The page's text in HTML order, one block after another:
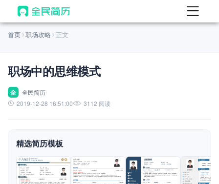
首页
AI 生成简历
AI 优化简历
AI 翻译简历
AI 模拟面试
面试自我介绍
AI 职场工具 New
首页 职场攻略 正文
职场中的思维模式
全
全民简历
2019-12-28 16:51:00
3112 阅读
精选简历模板